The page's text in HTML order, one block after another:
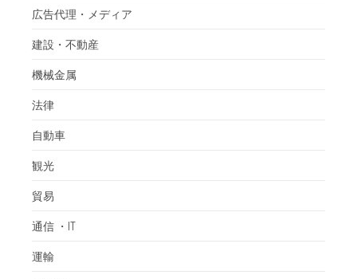
広告代理・メディア
建設・不動産
機械金属
法律
自動車
観光
貿易
通信 ・IT
運輸